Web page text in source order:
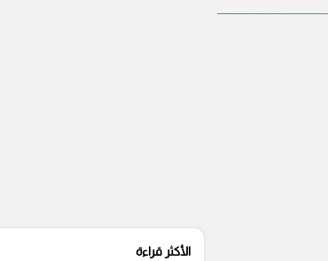
الأكثر قراءة